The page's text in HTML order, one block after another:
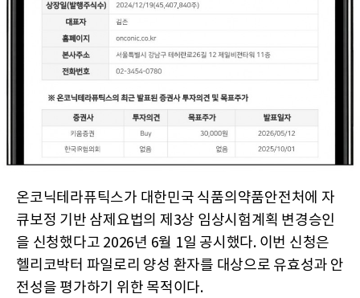
온코닉테라퓨틱스가 대한민국 식품의약품안전처에 자
큐보정 기반 삼제요법의 제3상 임상시험계획 변경승인
을 신청했다고 2026년 6월 1일 공시했다. 이번 신청은
헬리코박터 파일로리 양성 환자를 대상으로 유효성과 안
전성을 평가하기 위한 목적이다.